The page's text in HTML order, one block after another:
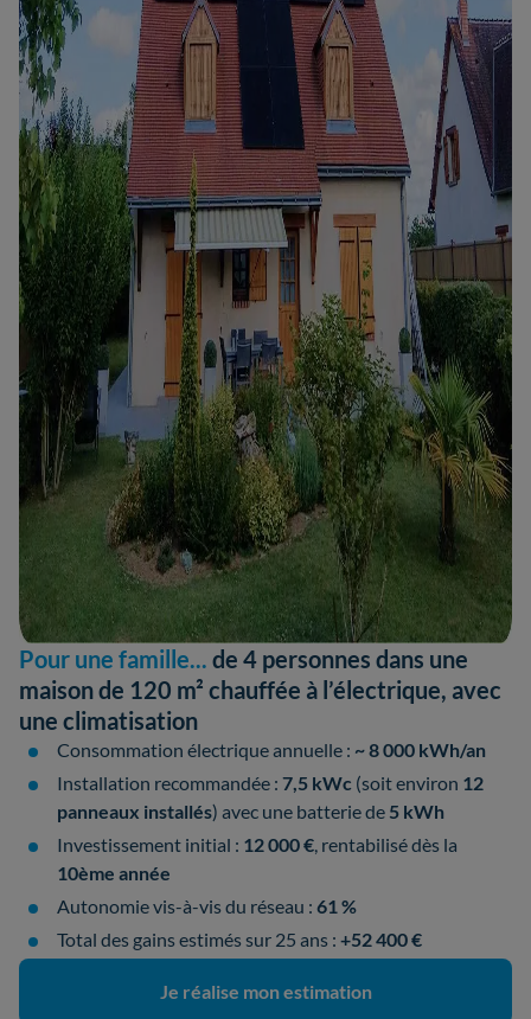
Pour une famille... de 4 personnes dans une
maison de 120 m² chauffée à l’électrique, avec
une climatisation
Consommation électrique annuelle : ~ 8 000 kWh/an
Installation recommandée : 7,5 kWc (soit environ 12
panneaux installés) avec une batterie de 5 kWh
Investissement initial : 12 000 €, rentabilisé dès la
10ème année
Autonomie vis-à-vis du réseau : 61 %
Total des gains estimés sur 25 ans : +52 400 €
Je réalise mon estimation